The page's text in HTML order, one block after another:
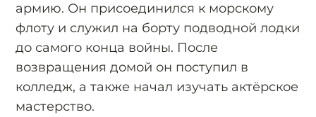
армию. Он присоединился к морскому
флоту и служил на борту подводной лодки
до самого конца войны. После
возвращения домой он поступил в
колледж, а также начал изучать актёрское
мастерство.